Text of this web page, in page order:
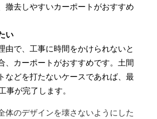
撤去しやすいカーポートがおすすめ
い
由で、工事に時間をかけられないと
、カーポートがおすすめです。土間
などを打たないケースであれば、最
事が完了します。
体のデザインを壊さないようにした